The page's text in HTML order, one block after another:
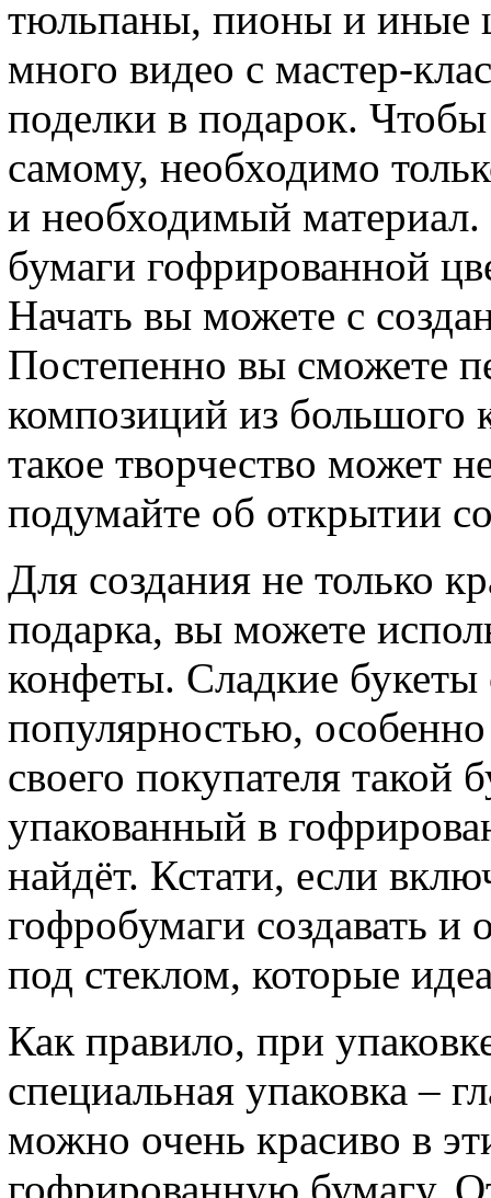
тюльпаны, пионы и иные
много видео с мастер-
поделки в подарок.
самому, необходимо
и необходимый
бумаги гофрированной
Начать вы можете с
Постепенно вы сможете
композиций из большого
такое творчество может
подумайте об открытии
Для создания не только
подарка, вы можете
конфеты. Сладкие
популярностью,
своего покупателя такой
упакованный в
найдёт. Кстати, если
гофробумаги создавать
под стеклом, которые
Как правило, при
специальная упаковка –
можно очень красиво в
гофрированную бумагу.